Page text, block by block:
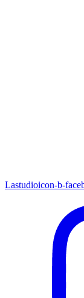
Lastudioicon-b-